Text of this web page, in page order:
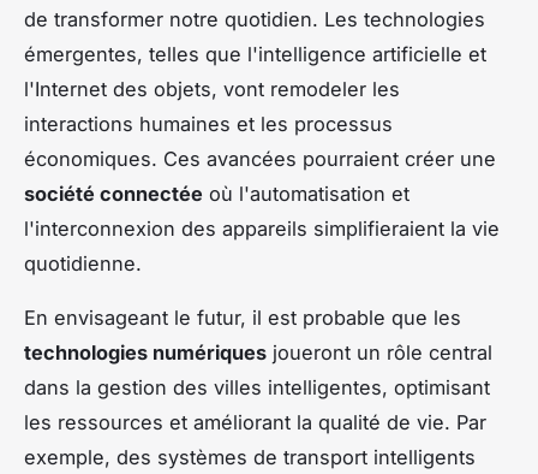
de transformer notre quotidien. Les technologies
émergentes, telles que l'intelligence artificielle et
l'Internet des objets, vont remodeler les
interactions humaines et les processus
économiques. Ces avancées pourraient créer une
société connectée où l'automatisation et
l'interconnexion des appareils simplifieraient la vie
quotidienne.
En envisageant le futur, il est probable que les
technologies numériques joueront un rôle central
dans la gestion des villes intelligentes, optimisant
les ressources et améliorant la qualité de vie. Par
exemple, des systèmes de transport intelligents